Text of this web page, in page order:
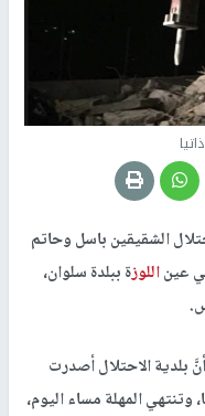
الشقيقين باسل وحاتم
عيناللوزة ببلدة سلوان،
بلدية الاحتلال أصدرت
وتنتهي المهلة مساء اليوم،